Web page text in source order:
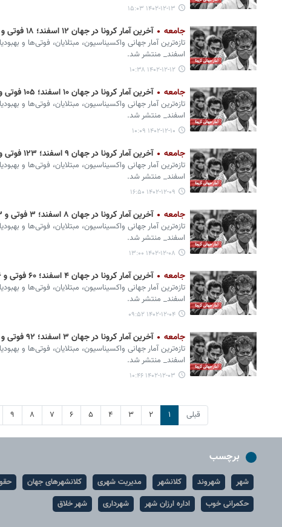
۱۴۰۲-۱۲-۱۳ ۱۵:۰۳
جامعه آخرین آمار کرونا در جهان ۱۲ اسفند؛ ۱۸ فوتی و ۳ هزار ابتلای جدید
تازه‌ترین آمار جهانی واکسیناسیون، مبتلایان، فوتی‌ها و
اسفند_ منتشر شد.
۱۴۰۲-۱۲-۱۲ ۱۰:۳۸
جامعه آخرین آمار کرونا در جهان ۱۰ اسفند؛ ۱۰۵ فوتی و ۸ هزار ابتلای جدید
تازه‌ترین آمار جهانی واکسیناسیون، مبتلایان، فوتی‌ها و
اسفند_ منتشر شد.
۱۴۰۲-۱۲-۱۰ ۱۰:۰۹
جامعه آخرین آمار کرونا در جهان ۹ اسفند؛ ۱۲۳ فوتی و ۳۳ هزار ابتلای جدید
تازه‌ترین آمار جهانی واکسیناسیون، مبتلایان، فوتی‌ها و
اسفند_ منتشر شد.
۱۴۰۲-۱۲-۰۹ ۱۶:۵۰
جامعه آخرین آمار کرونا در جهان ۸ اسفند؛ ۳ فوتی و ۳ هزار ابتلای جدید
تازه‌ترین آمار جهانی واکسیناسیون، مبتلایان، فوتی‌ها و
اسفند_ منتشر شد.
۱۴۰۲-۱۲-۰۸ ۱۳:۰۰
جامعه آخرین آمار کرونا در جهان ۴ اسفند؛ ۶۰ فوتی و ۶ هزار ابتلای جدید
تازه‌ترین آمار جهانی واکسیناسیون، مبتلایان، فوتی‌ها و
اسفند_ منتشر شد.
۱۴۰۲-۱۲-۰۴ ۰۹:۵۲
جامعه آخرین آمار کرونا در جهان ۳ اسفند؛ ۹۲ فوتی و ۱۰ هزار ابتلای جدید
تازه‌ترین آمار جهانی واکسیناسیون، مبتلایان، فوتی‌ها و
اسفند_ منتشر شد.
۱۴۰۲-۱۲-۰۳ ۱۰:۴۶
قبلی ۱ ۲ ۳ ۴ ۵ ۶ ۷ ۸ ۹
برچسب
شهر شهروند کلانشهر مدیریت شهری کلانشهرهای جهان
حکمرانی خوب
اداره ارزان شهر شهرداری شهر خلاق